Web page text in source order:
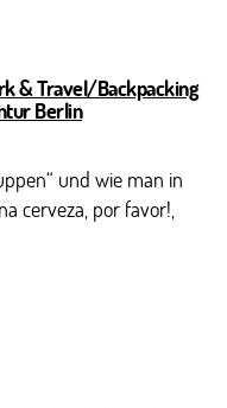
& Travel/Backpacking
Berlinsagt:
und wie man in
cerveza, por favor!,